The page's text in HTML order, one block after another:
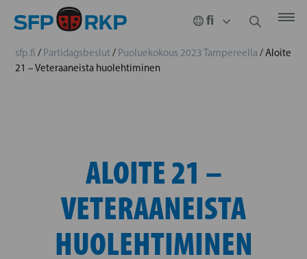
sfp.fi / Partidagsbeslut/ Puoluekokous 2023 Tampereella /Aloite
21 – Veteraaneista huolehtiminen
ALOITE 21 –
VETERAANEISTA
HUOLEHTIMINEN